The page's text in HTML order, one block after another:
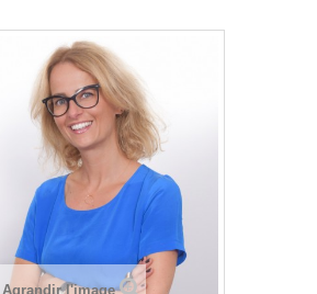
Agrandir l'image